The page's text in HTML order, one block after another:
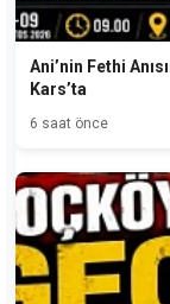
Ani’nin Fethi
Kars’ta
6 saat önce